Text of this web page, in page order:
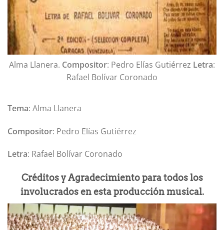
Alma Llanera. Compositor: Pedro Elías Gutiérrez Letra:
Rafael Bolívar Coronado
Tema: Alma Llanera
Compositor: Pedro Elías Gutiérrez
Letra: Rafael Bolívar Coronado
Créditos y Agradecimiento para todos los
involucrados en esta producción musical.